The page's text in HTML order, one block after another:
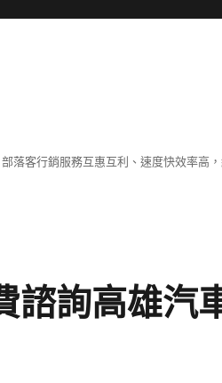
落客行銷服務互惠互利、速度快效率高
諮詢高雄汽